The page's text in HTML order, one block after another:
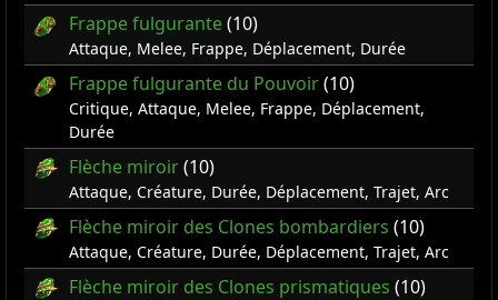
Frappe fulgurante(10)
Attaque, Melee, Frappe, Déplacement, Durée
Frappe fulgurante du Pouvoir(10)
Critique, Attaque, Melee, Frappe, Déplacement,
Durée
Flèche miroir(10)
Attaque, Créature, Durée, Déplacement, Trajet, Arc
Flèche miroir des Clones bombardiers (10)
Attaque, Créature, Durée, Déplacement, Trajet, Arc
Flèche miroir des Clones prismatiques (10)